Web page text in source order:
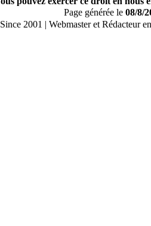
Page générée le 08/8/
2001 | Webmaster et Rédacteur